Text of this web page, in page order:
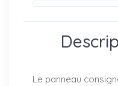
Le panneau